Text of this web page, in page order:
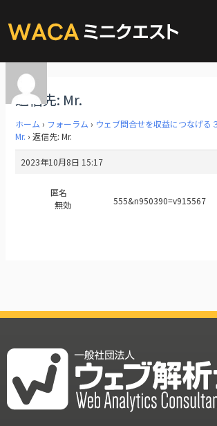
返信先: Mr.
ホーム › フォーラム › ウェブ問合せを収益につなげる
Mr. › 返信先: Mr.
2023年10月8日 15:17
匿名
無効
555&n950390=v915567